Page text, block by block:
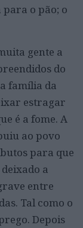
o pão; o
gente a
do
família da
estragar
é a fome. A
ao povo
para que
a
entre
Tal como o
Depois